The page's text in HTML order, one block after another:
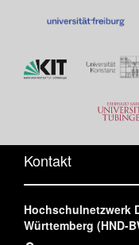
Kontakt
Hochschulnetzwerk
Württemberg (HND-